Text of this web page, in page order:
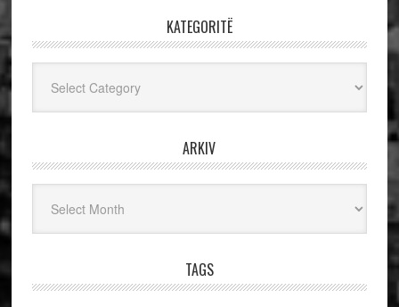
KATEGORITË
ARKIV
TAGS